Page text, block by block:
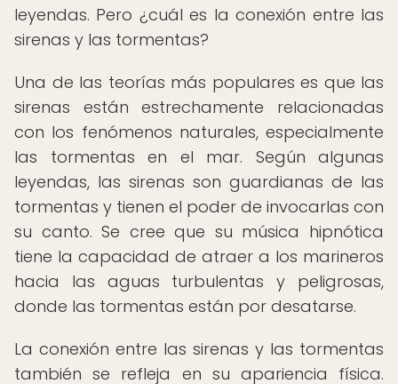
leyendas. Pero ¿cuál es la conexión entre las
sirenas y las tormentas?
Una de las teorías más populares es que las
sirenas están estrechamente relacionadas
con los fenómenos naturales, especialmente
las tormentas en el mar. Según algunas
leyendas, las sirenas son guardianas de las
tormentas y tienen el poder de invocarlas con
su canto. Se cree que su música hipnótica
tiene la capacidad de atraer a los marineros
hacia las aguas turbulentas y peligrosas,
donde las tormentas están por desatarse.
La conexión entre las sirenas y las tormentas
también se refleja en su apariencia física.